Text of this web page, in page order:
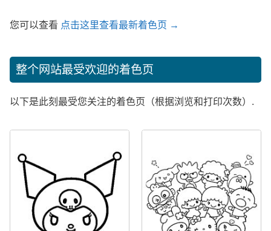
您可以查看 点击这里查看最新着色页 →
整个网站最受欢迎的着色页
以下是此刻最受您关注的着色页（根据浏览和打印次数）.